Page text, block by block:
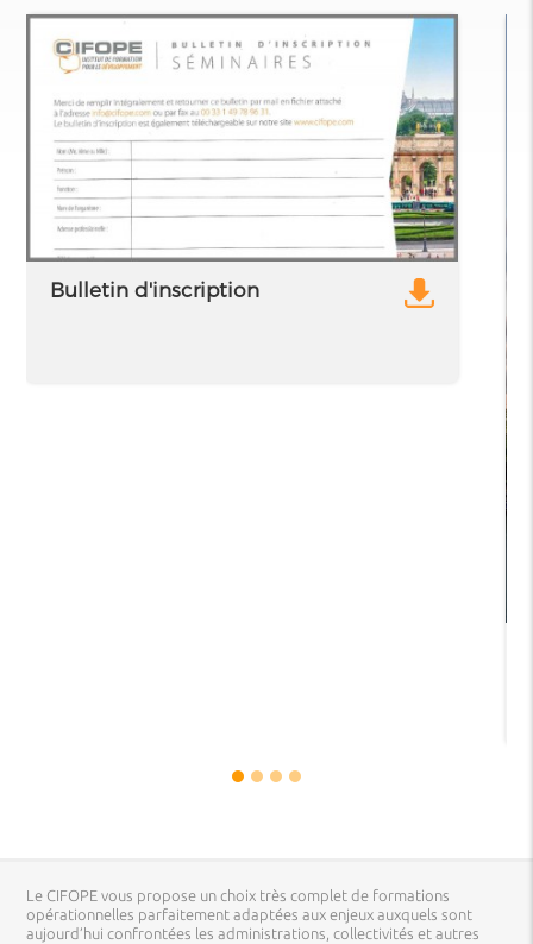
Bulletin d'inscription
Le CIFOPE vous propose un choix très complet de formations
opérationnelles parfaitement adaptées aux enjeux auxquels sont
aujourd’hui confrontées les administrations, collectivités et autres